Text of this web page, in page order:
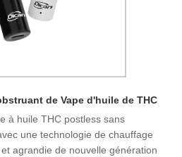
de Vape d'huile de THC
à huile THC postless sans
une technologie de chauffage
agrandie de nouvelle génération